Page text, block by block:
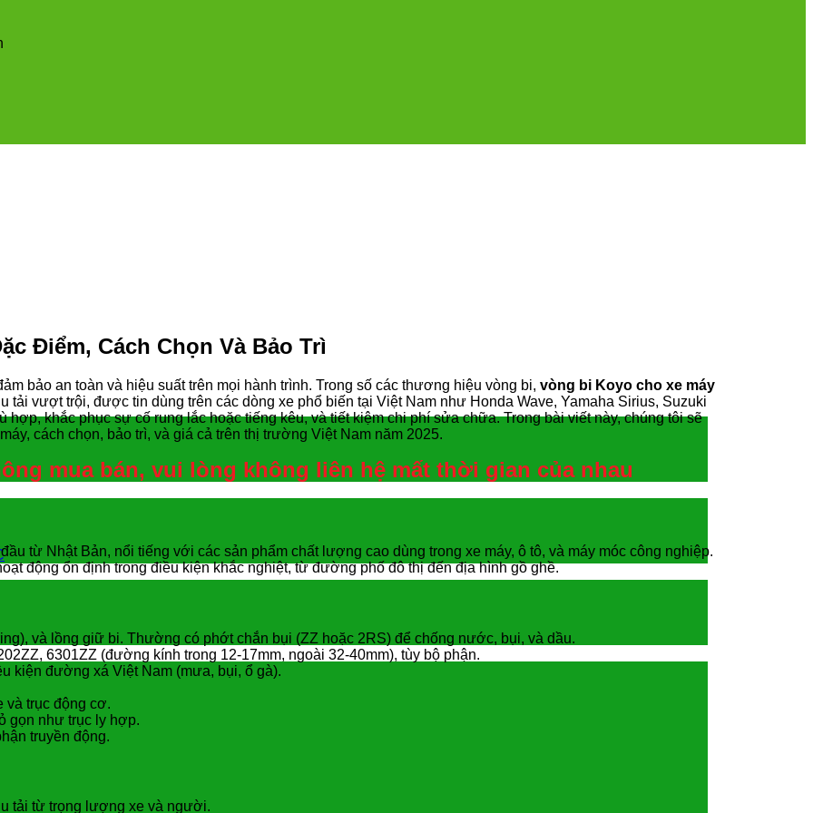
Điểm, Cách Chọn Và Bảo Trì
bảo an toàn và hiệu suất trên mọi hành trình. Trong số các thương hiệu vòng bi, vòng bi Koyo cho xe máy
tải vượt trội, được tin dùng trên các dòng xe phổ biến tại Việt Nam như Honda Wave, Yamaha Sirius, Suzuki
hợp, khắc phục sự cố rung lắc hoặc tiếng kêu, và tiết kiệm chi phí sửa chữa. Trong bài viết này, chúng tôi sẽ
cách chọn, bảo trì, và giá cả trên thị trường Việt Nam năm 2025.
mua bán, vui lòng không liên hệ mất thời gian của nhau
từ Nhật Bản, nổi tiếng với các sản phẩm chất lượng cao dùng trong xe máy, ô tô, và máy móc công nghiệp.
động ổn định trong điều kiện khắc nghiệt, từ đường phố đô thị đến địa hình gồ ghề.
và lồng giữ bi. Thường có phớt chắn bụi (ZZ hoặc 2RS) để chống nước, bụi, và dầu.
6301ZZ (đường kính trong 12-17mm, ngoài 32-40mm), tùy bộ phận.
kiện đường xá Việt Nam (mưa, bụi, ổ gà).
và trục động cơ.
gọn như trục ly hợp.
truyền động.
tải từ trọng lượng xe và người.